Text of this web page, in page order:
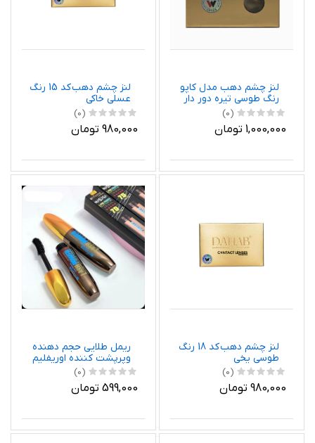
لنز چشم دهب مدل کاپو
رنگ طوسی تیره دور دار
(0)
1,000,000 تومان
لنز چشم دهب کد 15 رنگ
عسلی خاکی
(0)
980,000 تومان
لنز چشم دهب کد 18 رنگ
طوسی یخی
(0)
980,000 تومان
ریمل طلایی حجم دهنده
وپرپشت کننده اوریفلیم
لش پاور ماسکارا
(0)
599,000 تومان